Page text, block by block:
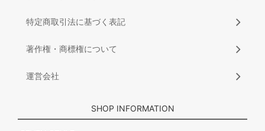
特定商取引法に基づく表記
著作権・商標権について
運営会社
SHOP INFORMATION